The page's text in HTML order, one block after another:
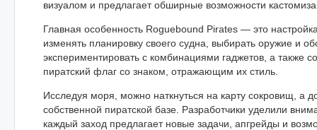
визуалом и предлагает обширные возможности
Главная особенность Roguebound Pirates — это
изменять планировку своего судна, выбирать оружие и
экспериментировать с комбинациями гаджетов, а также
пиратский флаг со знаком, отражающим их стиль.
Исследуя моря, можно наткнуться на карту сокровищ, а
собственной пиратской базе. Разработчики уделили
каждый заход предлагает новые задачи, апгрейды и